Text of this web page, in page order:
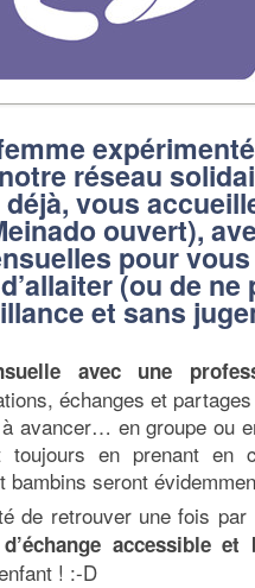
réseau
vous
ouvert),
pour
(ou de
et sans
avec une
échanges et
avancer… en groupe ou
toujours en prenant en
bambins seront
de retrouver une fois
accessible et
! :-D